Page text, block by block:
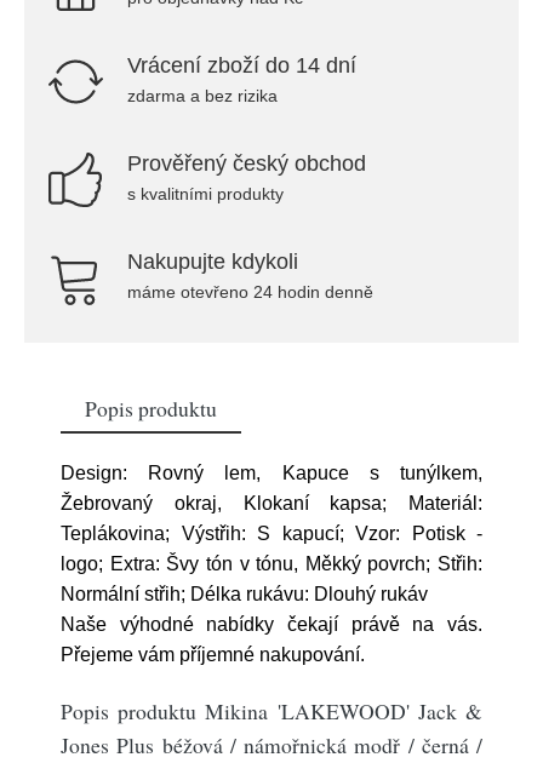
Vrácení zboží do 14 dní
zdarma a bez rizika
Prověřený český obchod
s kvalitními produkty
Nakupujte kdykoli
máme otevřeno 24 hodin denně
Popis produktu
Design: Rovný lem, Kapuce s tunýlkem,
Žebrovaný okraj, Klokaní kapsa; Materiál:
Teplákovina; Výstřih: S kapucí; Vzor: Potisk -
logo; Extra: Švy tón v tónu, Měkký povrch; Střih:
Normální střih; Délka rukávu: Dlouhý rukáv
Naše výhodné nabídky čekají právě na vás.
Přejeme vám příjemné nakupování.
Popis produktu Mikina 'LAKEWOOD' Jack &
Jones Plus béžová / námořnická modř / černá /